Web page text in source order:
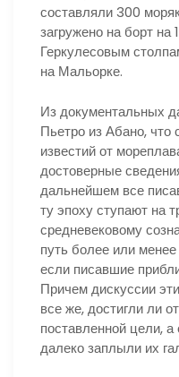
составляли 300
загружено на борт на
Геркулесовым
на Мальорке.
Из документальных
Пьетро из Абано, что
известий от
достоверные
дальнейшем все
ту эпоху ступают на
средневековому
путь более или
если писавшие
Причем дискуссии
все же, достигли ли
поставленной цели, а
далеко заплыли их